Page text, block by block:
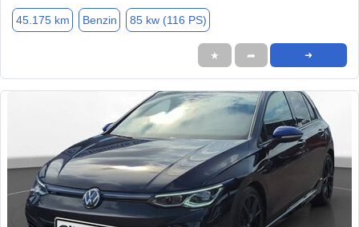
45.175 km Benzin 85 kw (116 PS)
★ ➦ ➜